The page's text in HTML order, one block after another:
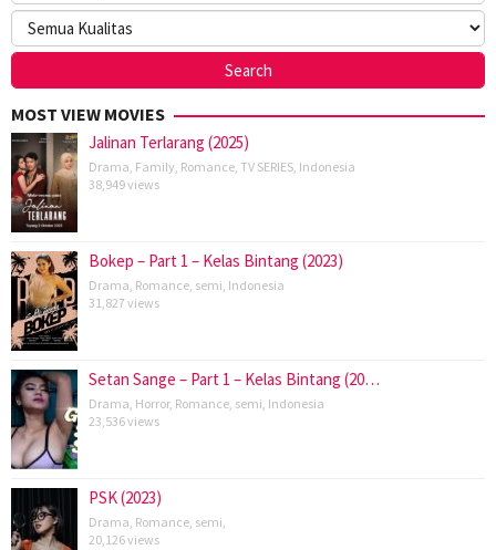
MOST VIEW MOVIES
Jalinan Terlarang (2025)
Drama Family Romance TV SERIES Indonesia
38,949 views
Bokep – Part 1 – Kelas Bintang (2023)
Drama Romance semi Indonesia
31,827 views
Setan Sange – Part 1 – Kelas Bintang (20…
Drama Horror, Romance semi Indonesia
23,536 views
PSK (2023)
Drama Romance semi
20,126 views